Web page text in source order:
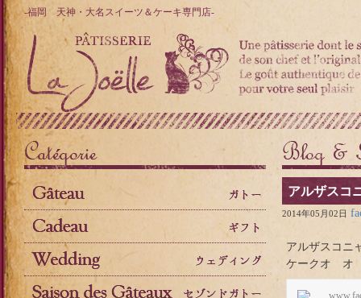
-福岡 天神・大名スイーツ＆ケーキ専門店-
アルザスコ
2014年05月02日
アルザスコニ
ケークオ オ